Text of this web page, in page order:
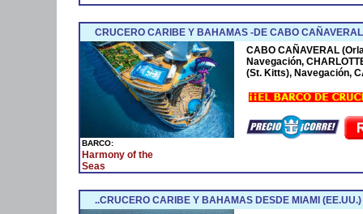
CRUCERO CARIBE Y BAHAMAS -DE CABO
BARCO:
Harmony of the
Seas
CABO CAÑAVERAL
Navegación,
(St. Kitts), Navegación,
..CRUCERO CARIBE Y BAHAMAS DESDE MIAMI (EE.UU.)